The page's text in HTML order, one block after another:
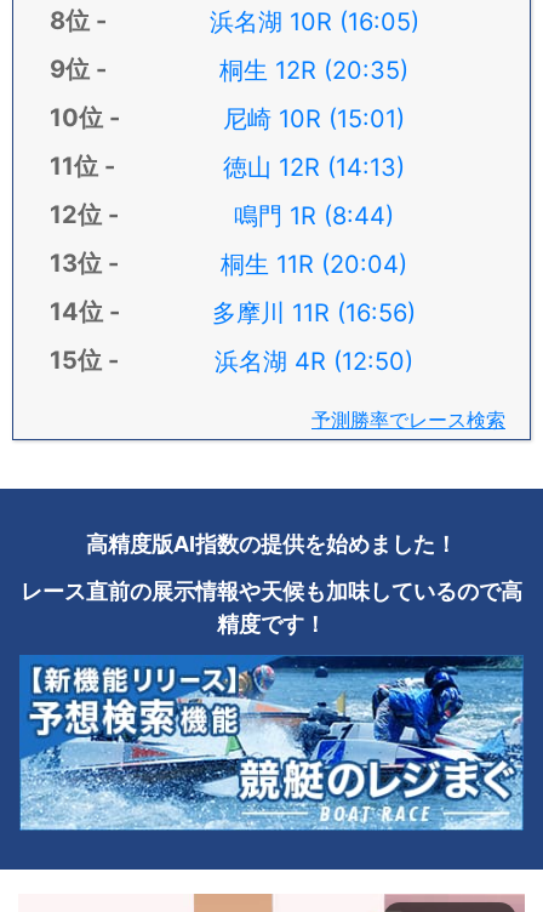
浜名湖 10R (16:05)
桐生 12R (20:35)
尼崎 10R (15:01)
徳山 12R (14:13)
鳴門 1R (8:44)
桐生 11R (20:04)
多摩川 11R (16:56)
浜名湖 4R (12:50)
予測勝率でレース検索
高精度版AI指数の提供を始めました！
レース直前の展示情報や天候も加味しているので高
精度です！